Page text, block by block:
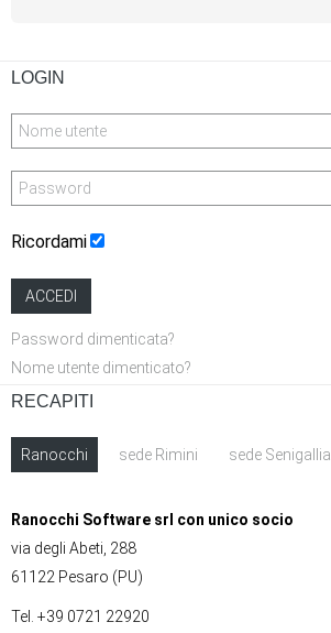
LOGIN
Ricordami
ACCEDI
Password dimenticata?
Nome utente dimenticato?
RECAPITI
Ranocchi sede Rimini sede Senigallia
Ranocchi Software srl con unico socio
via degli Abeti, 288
61122 Pesaro (PU)
Tel. +39 0721 22920